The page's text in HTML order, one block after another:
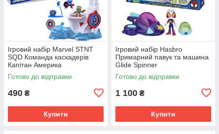
Ігровий набір Marvel STNT
SQD Команда каскадерів
Капітан Америка
Готово до відправки
490 ₴
Купити
Ігровий набір Hasbro
Примарний павук та машина
Glide Spinner
Готово до відправки
1 100 ₴
Купити